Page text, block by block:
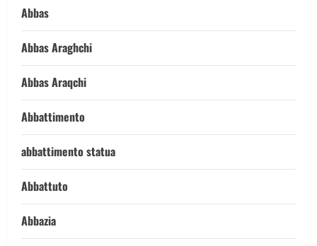
Abbas
Abbas Araghchi
Abbas Araqchi
Abbattimento
abbattimento statua
Abbattuto
Abbazia